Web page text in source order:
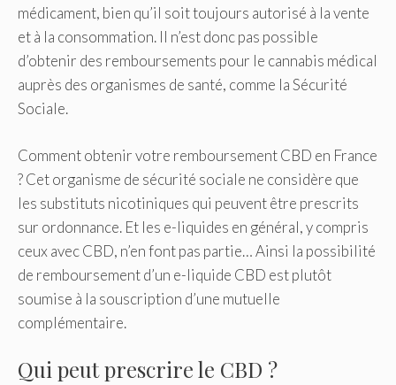
médicament, bien qu’il soit toujours autorisé à la vente
et à la consommation. Il n’est donc pas possible
d’obtenir des remboursements pour le cannabis médical
auprès des organismes de santé, comme la Sécurité
Sociale.
Comment obtenir votre remboursement CBD en France
? Cet organisme de sécurité sociale ne considère que
les substituts nicotiniques qui peuvent être prescrits
sur ordonnance. Et les e-liquides en général, y compris
ceux avec CBD, n’en font pas partie… Ainsi la possibilité
de remboursement d’un e-liquide CBD est plutôt
soumise à la souscription d’une mutuelle
complémentaire.
Qui peut prescrire le CBD ?